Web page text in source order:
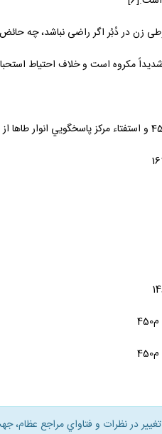
زن در دُبُر اگر راضى نباشد، چه
مكروه است و خلاف احتياط
تغيير در نظرات و فتاواي مراجع